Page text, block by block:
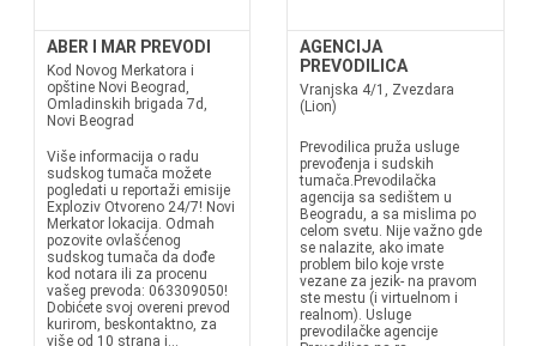
ABER I MAR PREVODI
Kod Novog Merkatora i
opštine Novi Beograd,
Omladinskih brigada 7d,
Novi Beograd
Više informacija o radu
sudskog tumača možete
pogledati u reportaži emisije
Exploziv Otvoreno 24/7! Novi
Merkator lokacija. Odmah
pozovite ovlašćenog
sudskog tumača da dođe
kod notara ili za procenu
vašeg prevoda: 063309050!
Dobićete svoj overeni prevod
kurirom, beskontaktno, za
više od 10 strana i...
AGENCIJA
PREVODILICA
Vranjska 4/1, Zvezdara
(Lion)
Prevodilica pruža usluge
prevođenja i sudskih
tumača.Prevodilačka
agencija sa sedištem u
Beogradu, a sa mislima po
celom svetu. Nije važno gde
se nalazite, ako imate
problem bilo koje vrste
vezane za jezik- na pravom
ste mestu (i virtuelnom i
realnom). Usluge
prevodilačke agencije